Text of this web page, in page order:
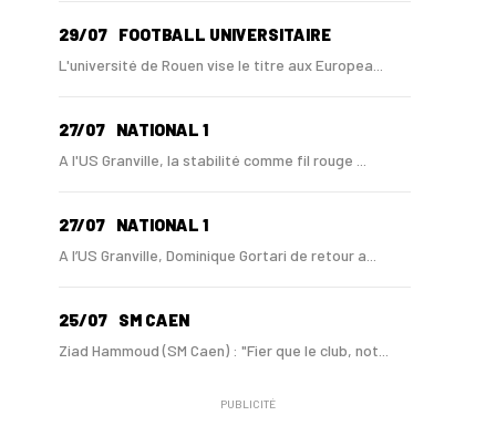
29/07 FOOTBALL UNIVERSITAIRE
L'université de Rouen vise le titre aux Europea...
27/07 NATIONAL 1
A l'US Granville, la stabilité comme fil rouge ...
27/07 NATIONAL 1
A l’US Granville, Dominique Gortari de retour a...
25/07 SM CAEN
Ziad Hammoud (SM Caen) : "Fier que le club, not...
PUBLICITÉ